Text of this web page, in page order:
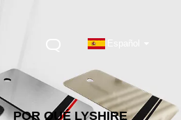
POR QUÉ LYSHIRE